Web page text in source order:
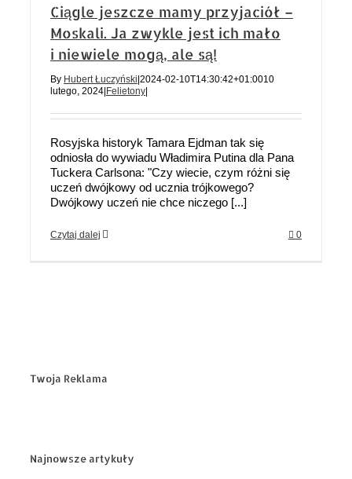
Ciągle jeszcze mamy przyjaciół –
Moskali. Ja zwykle jest ich mało
i niewiele mogą, ale są!
By Hubert Łuczyński 2024-02-10T14:30:42+01:0010
lutego, 2024 Felietony
Rosyjska historyk Tamara Ejdman tak się
odniosła do wywiadu Władimira Putina dla Pana
Tuckera Carlsona: "Czy wiecie, czym różni się
uczeń dwójkowy od ucznia trójkowego?
Dwójkowy uczeń nie chce niczego [...]
Czytaj dalej 0
Twoja Reklama
Najnowsze artykuły